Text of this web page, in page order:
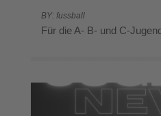
BY: fussball
Für die A- B- und C-